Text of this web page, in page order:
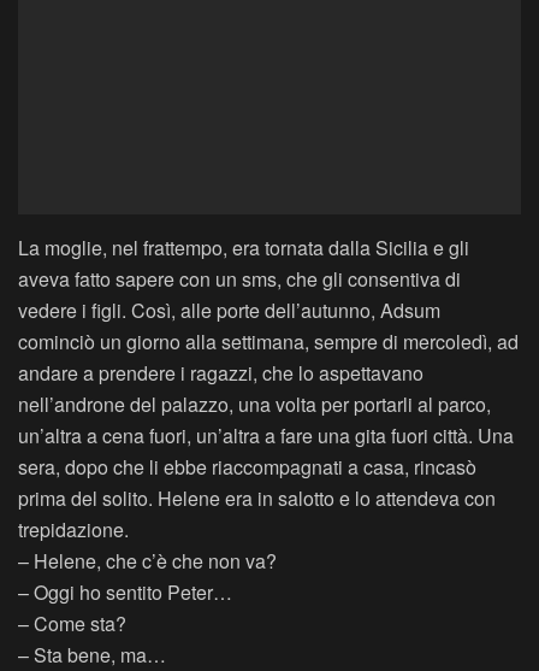
La moglie, nel frattempo, era tornata dalla Sicilia e gli
aveva fatto sapere con un sms, che gli consentiva di
vedere i figli. Così, alle porte dell’autunno, Adsum
cominciò un giorno alla settimana, sempre di mercoledì, ad
andare a prendere i ragazzi, che lo aspettavano
nell’androne del palazzo, una volta per portarli al parco,
un’altra a cena fuori, un’altra a fare una gita fuori città. Una
sera, dopo che li ebbe riaccompagnati a casa, rincasò
prima del solito. Helene era in salotto e lo attendeva con
trepidazione.
– Helene, che c’è che non va?
– Oggi ho sentito Peter…
– Come sta?
– Sta bene, ma…